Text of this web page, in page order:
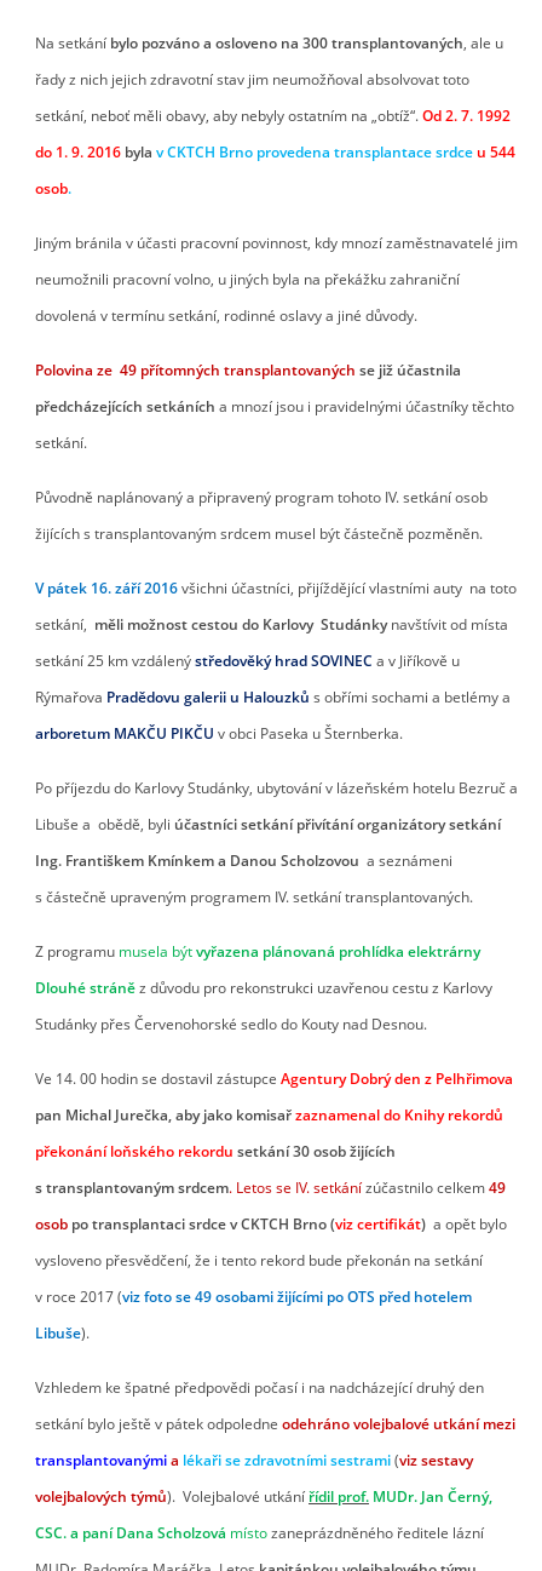
Na setkání bylo pozváno a osloveno na 300 transplantovaných, ale u
řady z nich jejich zdravotní stav jim neumožňoval absolvovat toto
setkání, neboť měli obavy, aby nebyly ostatním na „obtíž“.Od 2. 7. 1992
do 1. 9. 2016 byla v CKTCH Brno provedena transplantace srdce u 544
osob.
Jiným bránila v účasti pracovní povinnost, kdy mnozí zaměstnavatelé jim
neumožnili pracovní volno, u jiných byla na překážku zahraniční
dovolená v termínu setkání, rodinné oslavy a jiné důvody.
Polovina ze 49 přítomných transplantovaných se již účastnila
předcházejících setkáních a mnozí jsou i pravidelnými účastníky těchto
setkání.
Původně naplánovaný a připravený program tohoto IV. setkání osob
žijících s transplantovaným srdcem musel být částečně pozměněn.
V pátek 16. září 2016všichni účastníci, přijíždějící vlastními auty na toto
setkání, měli možnost cestou do Karlovy Studánkynavštívit od místa
setkání 25 km vzdálenýstředověký hrad SOVINEC a v Jiříkově u
Rýmařova Pradědovu galerii u Halouzků s obřími sochami a betlémy a
arboretum MAKČU PIKČU v obci Paseka u Šternberka.
Po příjezdu do Karlovy Studánky, ubytování v lázeňském hotelu Bezruč a
Libuše a obědě, byli účastníci setkání přivítání organizátory setkání
Ing. Františkem Kmínkema Danou Scholzovou a seznámeni
s částečně upraveným programem IV. setkání transplantovaných.
Z programu musela býtvyřazena plánovaná prohlídka elektrárny
Dlouhé stráněz důvodu pro rekonstrukci uzavřenou cestu z Karlovy
Studánky přes Červenohorské sedlo do Kouty nad Desnou.
Ve 14. 00 hodin se dostavil zástupce Agentury Dobrý den z Pelhřimova
pan Michal Jurečka, aby jako komisařzaznamenal do Knihy rekordů
překonání loňského rekordu setkání 30 osob žijících
s transplantovaným srdcem. Letos se IV. setkánízúčastnilo celkem49
osob po transplantaci srdce v CKTCH Brno (viz certifikát) a opět bylo
vysloveno přesvědčení, že i tento rekord bude překonán na setkání
v roce 2017 (viz foto se 49 osobami žijícími po OTS před hotelem
Libuše).
Vzhledem ke špatné předpovědi počasí i na nadcházející druhý den
setkání bylo ještě v pátek odpoledne odehráno volejbalové utkání mezi
transplantovanýmia lékaři se zdravotními sestrami(viz sestavy
volejbalových týmů). Volejbalové utkánířídil prof. MUDr. Jan Černý,
CSC. a paní Dana Scholzová místozaneprázdněného ředitele lázní